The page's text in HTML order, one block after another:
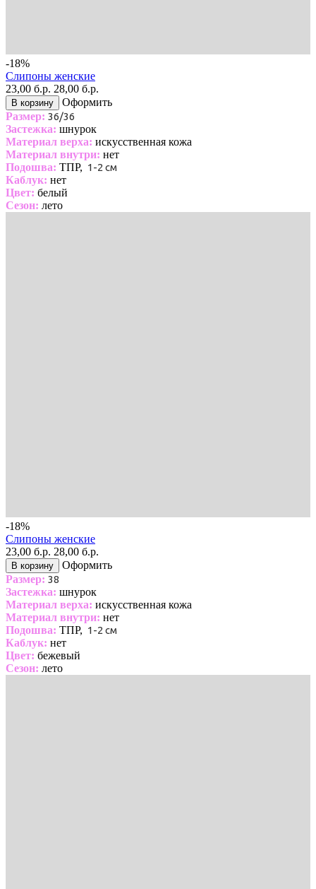
-18%
Слипоны женские
23,00 б.р. 28,00 б.р.
В корзину
Оформить
Размер: 36/36
Застежка: шнурок
Материал верха: искусственная кожа
Материал внутри: нет
Подошва: ТПР, 1-2 см
Каблук: нет
Цвет: белый
Сезон: лето
-18%
Слипоны женские
23,00 б.р. 28,00 б.р.
В корзину
Оформить
Размер: 38
Застежка: шнурок
Материал верха: искусственная кожа
Материал внутри: нет
Подошва: ТПР, 1-2 см
Каблук: нет
Цвет: бежевый
Сезон: лето